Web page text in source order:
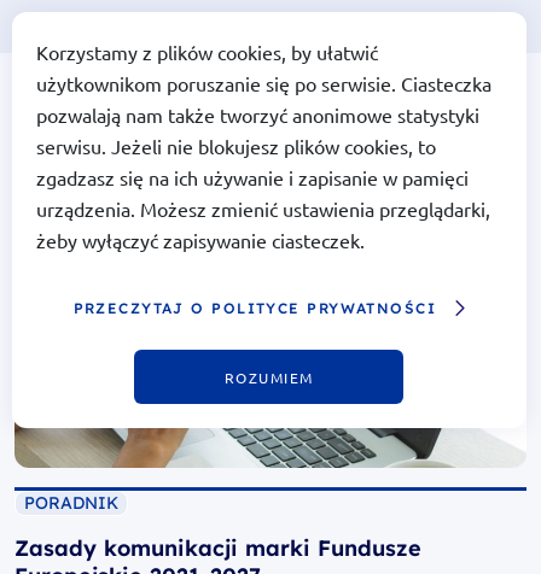
Portal Funduszy Europejskich
Portal Funduszy
Europejskich
Korzystamy z plików cookies, by ułatwić
użytkownikom poruszanie się po serwisie. Ciasteczka
pozwalają nam także tworzyć anonimowe statystyki
serwisu. Jeżeli nie blokujesz plików cookies, to
zgadzasz się na ich używanie i zapisanie w pamięci
urządzenia. Możesz zmienić ustawienia przeglądarki,
żeby wyłączyć zapisywanie ciasteczek.
PRZECZYTAJ O POLITYCE PRYWATNOŚCI
ROZUMIEM
PORADNIK
Zasady komunikacji marki Fundusze